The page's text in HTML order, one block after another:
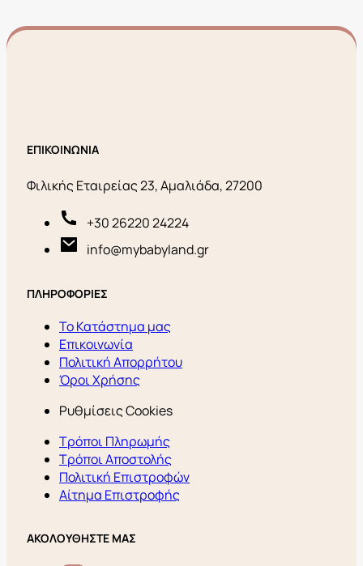
ΕΠΙΚΟΙΝΩΝΙΑ
Φιλικής Εταιρείας 23, Αμαλιάδα, 27200
+30 26220 24224
info@mybabyland.gr
ΠΛΗΡΟΦΟΡΙΕΣ
Το Κατάστημα μας
Επικοινωνία
Πολιτική Απορρήτου
Όροι Χρήσης
Ρυθμίσεις Cookies
Τρόποι Πληρωμής
Τρόποι Αποστολής
Πολιτική Επιστροφών
Αίτημα Επιστροφής
ΑΚΟΛΟΥΘΗΣΤΕ ΜΑΣ